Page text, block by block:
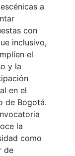
a
con
inclusivo,
el
y la
en el
de Bogotá.
la
como
de